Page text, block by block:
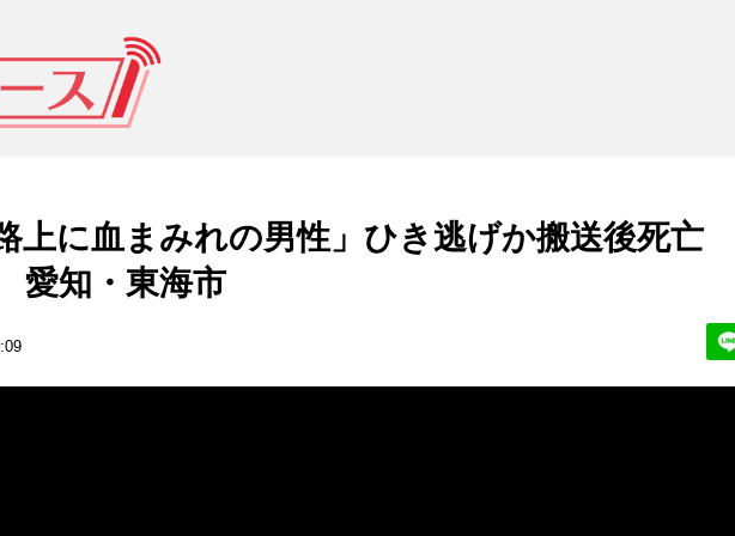
上に血まみれの男性」ひき逃げか搬送後死亡
愛知・東海市